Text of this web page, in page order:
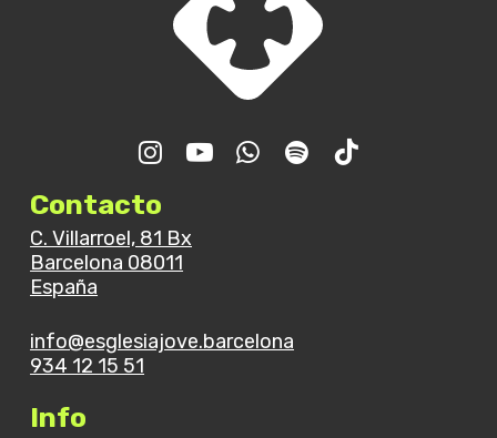
Contacto
C. Villarroel, 81 Bx
Barcelona 08011
España
info@esglesiajove.barcelona
934 12 15 51
Info